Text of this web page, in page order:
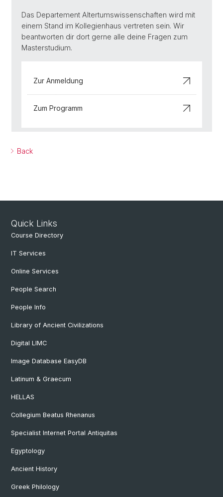
Das Departement Altertumswissenschaften wird mit
einem Stand im Kollegienhaus vertreten sein. Wir
beantworten dir dort gerne alle deine Fragen zum
Masterstudium.
Zur Anmeldung
Zum Programm
Back
Quick Links
Course Directory
IT Services
Online Services
People Search
People Info
Library of Ancient Civilizations
Digital LIMC
Image Database EasyDB
Latinum & Graecum
HELLAS
Collegium Beatus Rhenanus
Specialist Internet Portal Antiquitas
Egyptology
Ancient History
Greek Philology